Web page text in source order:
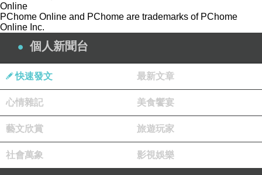
上一篇：
下一篇：
Online
PChome Online and PChome are trademarks of PChome
Online Inc.
個人新聞台
快速發文 最新文章
心情雜記 美食饗宴
藝文欣賞 旅遊玩家
社會萬象 影視娛樂